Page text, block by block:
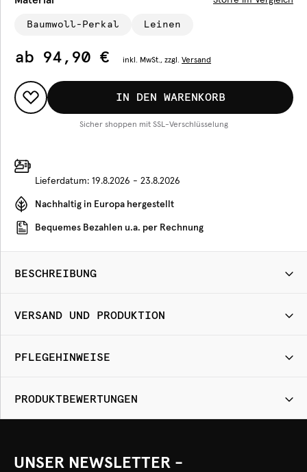
Baumwoll-Perkal Leinen
ab 94,90 € inkl. MwSt., zzgl. Versand
IN DEN WARENKORB
Sicher shoppen mit SSL-Verschlüsselung
Lieferdatum: 19.8.2026 - 23.8.2026
Nachhaltig in Europa hergestellt
Bequemes Bezahlen u.a. per Rechnung
BESCHREIBUNG
VERSAND UND PRODUKTION
PFLEGEHINWEISE
PRODUKTBEWERTUNGEN
UNSER NEWSLETTER -